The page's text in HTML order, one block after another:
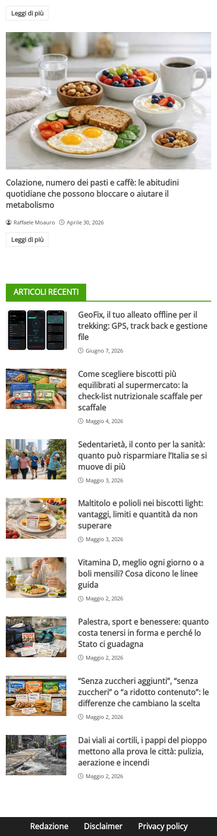
Leggi di più
Colazione, numero dei pasti e caffè: le abitudini
quotidiane che possono bloccare o aiutare il
metabolismo
Raffaele Moauro Aprile 30, 2026
Leggi di più
ARTICOLI RECENTI
GeoFix, il tuo alleato offline per il
trekking: GPS, track back e gestione
file
Giugno 7, 2026
Come scegliere biscotti più
equilibrati al supermercato: la
check-list nutrizionale scaffale per
scaffale
Maggio 4, 2026
Sedentarietà, il conto per la sanità:
quanto può risparmiare l’Italia se si
muove di più
Maggio 3, 2026
Maltitolo e polioli nei biscotti light:
vantaggi, limiti e quantità da non
superare
Maggio 3, 2026
Vitamina D, meglio ogni giorno o a
boli mensili? Cosa dicono le linee
guida
Maggio 2, 2026
Palestra, sport e benessere: quanto
costa tenersi in forma e perché lo
Stato ci guadagna
Maggio 2, 2026
“Senza zuccheri aggiunti”, “senza
zuccheri” o “a ridotto contenuto”: le
differenze che cambiano la scelta
Maggio 2, 2026
Dai viali ai cortili, i pappi del pioppo
mettono alla prova le città: pulizia,
aerazione e incendi
Maggio 2, 2026
Redazione Disclaimer Privacy policy